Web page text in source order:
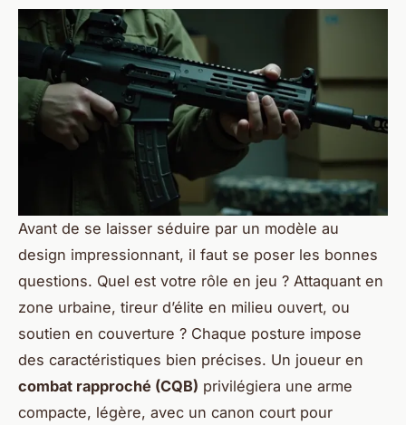
Avant de se laisser séduire par un modèle au
design impressionnant, il faut se poser les bonnes
questions. Quel est votre rôle en jeu ? Attaquant en
zone urbaine, tireur d’élite en milieu ouvert, ou
soutien en couverture ? Chaque posture impose
des caractéristiques bien précises. Un joueur en
combat rapproché (CQB) privilégiera une arme
compacte, légère, avec un canon court pour